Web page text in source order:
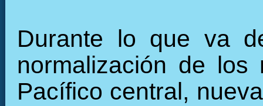
Durante lo que va
normalización de
Pacífico central,